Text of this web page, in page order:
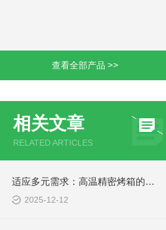
查看全部产品 >>
相关文章
RELATED ARTICLES
适应多元需求：高温精密烤箱的功能延伸与定制考量
2025-12-12